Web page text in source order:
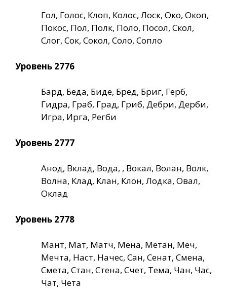
Гол, Голос, Клоп, Колос, Лоск, Око, Окоп,
Покос, Пол, Полк, Поло, Посол, Скол,
Слог, Сок, Сокол, Соло, Сопло
Уровень 2776
Бард, Беда, Биде, Бред, Бриг, Герб,
Гидра, Граб, Град, Гриб, Дебри, Дерби,
Игра, Ирга, Регби
Уровень 2777
Анод, Вклад, Вода, , Вокал, Волан, Волк,
Волна, Клад, Клан, Клон, Лодка, Овал,
Оклад
Уровень 2778
Мант, Мат, Матч, Мена, Метан, Меч,
Мечта, Наст, Начес, Сан, Сенат, Смена,
Смета, Стан, Стена, Счет, Тема, Чан, Час,
Чат, Чета